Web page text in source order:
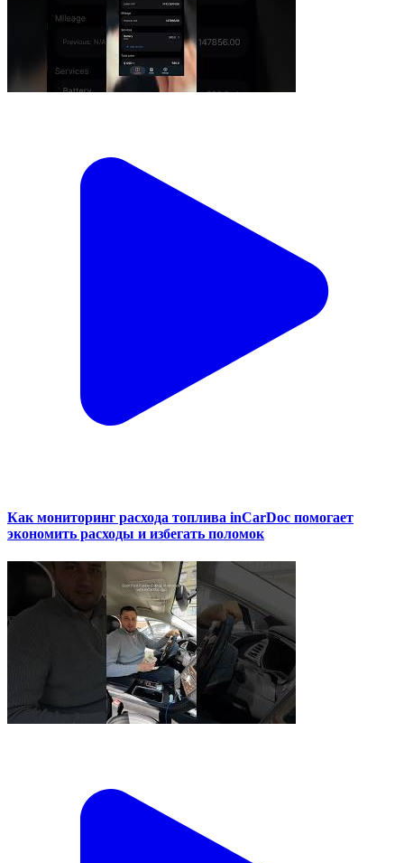
Как мониторинг расхода топлива inCarDoc помогает
экономить расходы и избегать поломок